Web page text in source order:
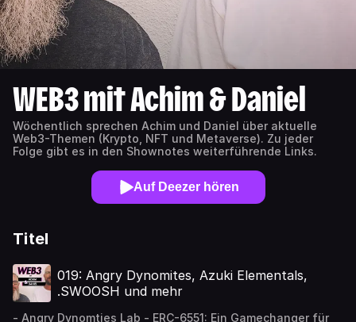
WEB3 mit Achim & Daniel
Wöchentlich sprechen Achim und Daniel über aktuelle
Web3-Themen (Krypto, NFT und Metaverse). Zu jeder
Folge gibt es in den Shownotes weiterführende Links.
Auf Deezer hören
Titel
019: Angry Dynomites, Azuki Elementals,
.SWOOSH und mehr
- Angry Dynomties Lab - ERC-6551: Ein Gamechanger für